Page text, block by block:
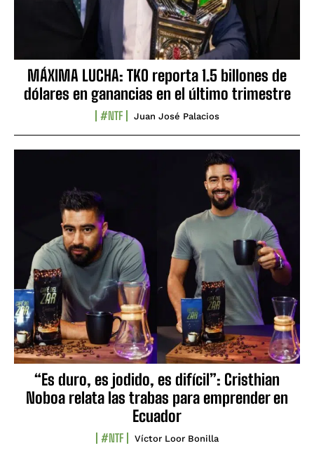
MÁXIMA LUCHA: TKO reporta 1.5 billones de
dólares en ganancias en el último trimestre
#NTF Juan José Palacios
“Es duro, es jodido, es difícil”: Cristhian
Noboa relata las trabas para emprender en
Ecuador
#NTF Víctor Loor Bonilla